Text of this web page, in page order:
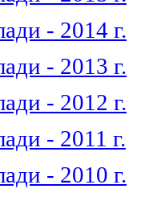
- 2014 г.
- 2013 г.
- 2012 г.
- 2011 г.
- 2010 г.